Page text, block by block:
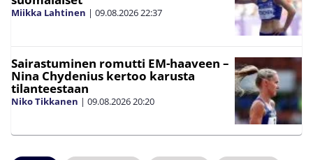
Miikka Lahtinen | 09.08.202622:37
Sairastuminen romutti EM-haaveen –
Nina Chydenius kertoo karusta
tilanteestaan
Niko Tikkanen | 09.08.202620:20